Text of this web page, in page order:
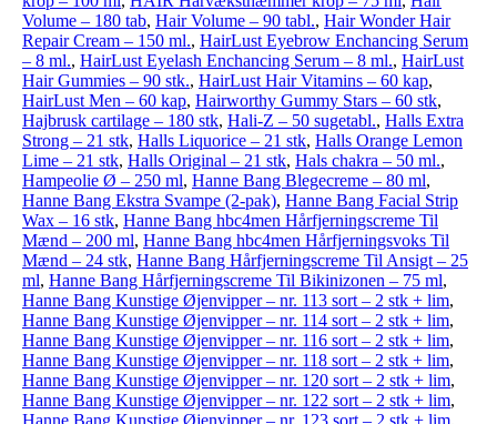
Volume – 180 tab, Hair Volume – 90 tabl., Hair Wonder Hair
Repair Cream – 150 ml., HairLust Eyebrow Enchancing Serum
– 8 ml., HairLust Eyelash Enchancing Serum – 8 ml., HairLust
Hair Gummies – 90 stk., HairLust Hair Vitamins – 60 kap,
HairLust Men – 60 kap, Hairworthy Gummy Stars – 60 stk,
Hajbrusk cartilage – 180 stk, Hali-Z – 50 sugetabl., Halls Extra
Strong – 21 stk, Halls Liquorice – 21 stk, Halls Orange Lemon
Lime – 21 stk, Halls Original – 21 stk, Hals chakra – 50 ml.,
Hampeolie Ø – 250 ml, Hanne Bang Blegecreme – 80 ml,
Hanne Bang Ekstra Svampe (2-pak), Hanne Bang Facial Strip
Wax – 16 stk, Hanne Bang hbc4men Hårfjerningscreme Til
Mænd – 200 ml, Hanne Bang hbc4men Hårfjerningsvoks Til
Mænd – 24 stk, Hanne Bang Hårfjerningscreme Til Ansigt – 25
ml, Hanne Bang Hårfjerningscreme Til Bikinizonen – 75 ml,
Hanne Bang Kunstige Øjenvipper – nr. 113 sort – 2 stk + lim,
Hanne Bang Kunstige Øjenvipper – nr. 114 sort – 2 stk + lim,
Hanne Bang Kunstige Øjenvipper – nr. 116 sort – 2 stk + lim,
Hanne Bang Kunstige Øjenvipper – nr. 118 sort – 2 stk + lim,
Hanne Bang Kunstige Øjenvipper – nr. 120 sort – 2 stk + lim,
Hanne Bang Kunstige Øjenvipper – nr. 122 sort – 2 stk + lim,
Hanne Bang Kunstige Øjenvipper – nr. 123 sort – 2 stk + lim,